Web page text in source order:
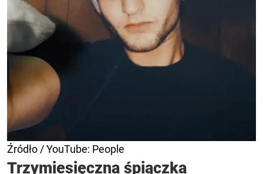
Źródło / YouTube: People
Trzymiesięczna śpiączka